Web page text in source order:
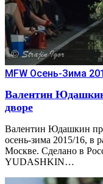
MFW Осень-Зима
Валентин Юдашкин
дворе
Валентин Юдашкин
осень-зима 2015/16, в
Москве. Сделано в
YUDASHKIN…